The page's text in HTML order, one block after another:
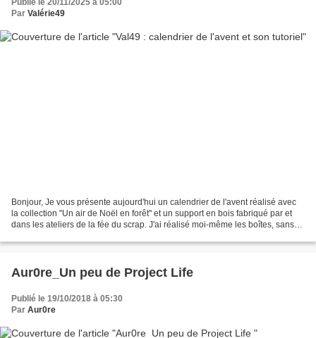
Publié le 20/11/2025 à 05:00
Par Valérie49
Bonjour, Je vous présente aujourd'hui un calendrier de l'avent réalisé avec
la collection "Un air de Noël en forêt" et un support en bois fabriqué par et
dans les ateliers de la fée du scrap. J'ai réalisé moi-même les boîtes, sans
Aur0re_Un peu de Project Life
Publié le 19/10/2018 à 05:30
Par Aur0re